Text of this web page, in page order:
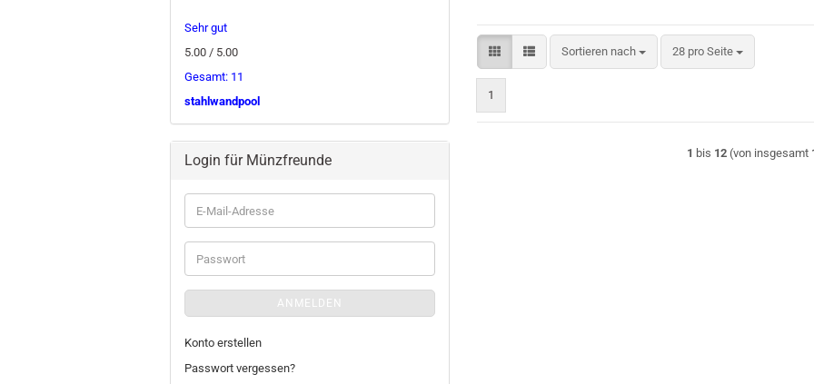
Sortieren nach
Sortieren nach 28 pro Seite
pro Seite
1
1 bis 12(von insgesamt
Sehr gut
5.00 / 5.00
Gesamt: 11
stahlwandpool
Login für Münzfreunde
E-
Mail-
Adresse
Passwort
ANMELDEN
Konto erstellen
Passwort vergessen?